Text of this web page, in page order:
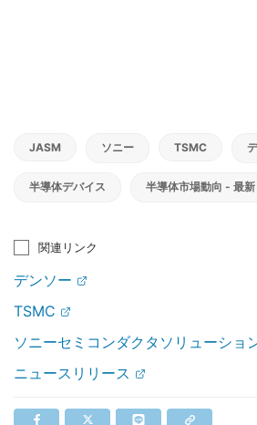
JASM ソニー TSMC
半導体デバイス 半導体市場動向 - 最
関連リンク
デンソー
TSMC
ソニーセミコンダクタソリューショ
ニュースリリース